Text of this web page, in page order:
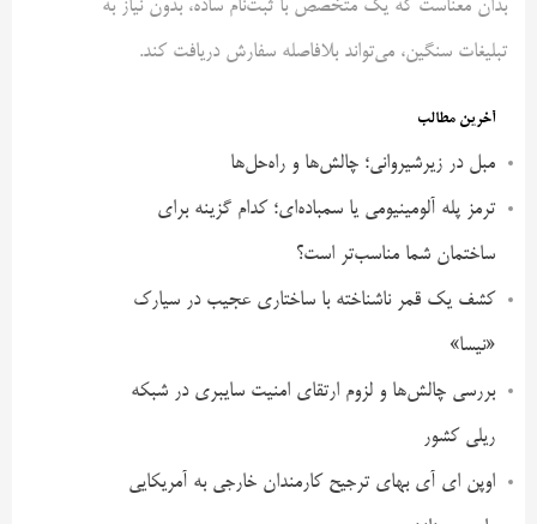
بدان معناست که یک متخصص با ثبت‌نام ساده، بدون نیاز به
تبلیغات سنگین، می‌تواند بلافاصله سفارش دریافت کند.
آخرین مطالب
مبل در زیرشیروانی؛ چالش‌ها و راه‌حل‌ها
ترمز پله آلومینیومی یا سمباده‌ای؛ کدام گزینه برای
ساختمان شما مناسب‌تر است؟
کشف یک قمر ناشناخته با ساختاری عجیب در سیارک
«نیسا»
بررسی چالش‌ها و لزوم ارتقای امنیت سایبری در شبکه
ریلی کشور
اوپن ای آی بهای ترجیح کارمندان خارجی به آمریکایی